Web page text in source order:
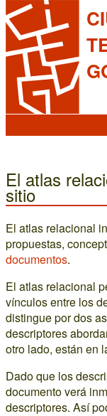
El atlas
sitio
El atlas relacional
propuestas,
documentos.
El atlas relacional
vínculos entre los
distingue por dos
descriptores
otro lado, están en
Dado que los
documento verá
descriptores. Así